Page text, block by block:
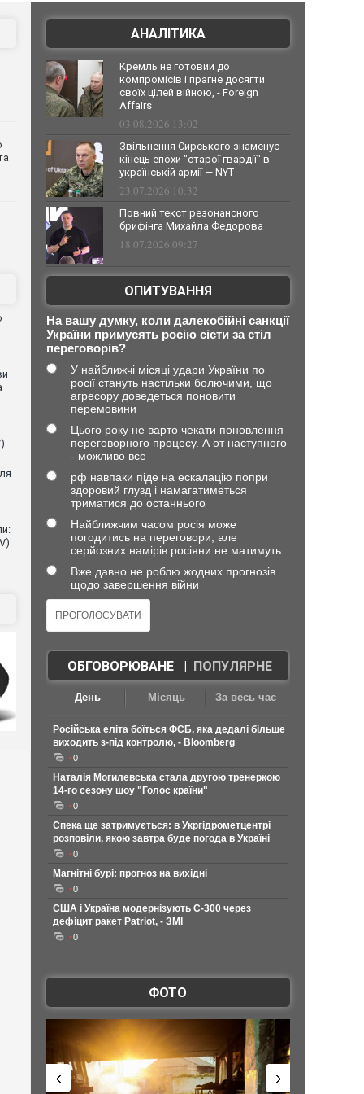
АНАЛІТИКА
Кремль не готовий до
компромісів і прагне досягти
своїх цілей війною, - Foreign
Affairs
03.08.2026 13:02
Звільнення Сирського знаменує
кінець епохи "старої гвардії" в
українській армії — NYT
23.07.2026 10:32
Повний текст резонансного
брифінга Михайла Федорова
18.07.2026 09:27
ОПИТУВАННЯ
На вашу думку, коли далекобійні санкції
України примусять росію сісти за стіл
переговорів?
У найближчі місяці удари України по
росії стануть настільки болючими, що
агресору доведеться поновити
перемовини
Цього року не варто чекати поновлення
переговорного процесу. А от наступного
- можливо все
рф навпаки піде на ескалацію попри
здоровий глузд і намагатиметься
триматися до останнього
Найближчим часом росія може
погодитись на переговори, але
серйозних намірів росіяни не матимуть
Вже давно не роблю жодних прогнозів
щодо завершення війни
ОБГОВОРЮВАНЕ| ПОПУЛЯРНЕ
День Місяць За весь час
Російська еліта боїться ФСБ, яка дедалі більше
виходить з-під контролю, - Bloomberg
0
Наталія Могилевська стала другою тренеркою
14-го сезону шоу "Голос країни"
0
Спека ще затримується: в Укргідрометцентрі
розповіли, якою завтра буде погода в Україні
0
Магнітні бурі: прогноз на вихідні
0
США і Україна модернізують С-300 через
дефіцит ракет Patriot, - ЗМІ
0
ФОТО